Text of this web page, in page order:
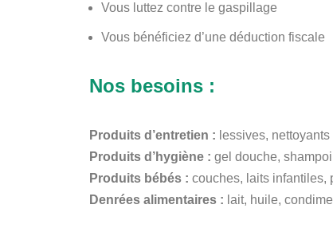
Vous luttez contre le gaspillage
Vous bénéficiez d’une déduction fiscale
Nos besoins :
Produits d’entretien : lessives,
Produits d’hygiène : gel douche,
Produits bébés : couches, laits infantiles,
Denrées alimentaires : lait, huile,